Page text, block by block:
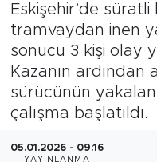
Eskişehir’de
tramvaydan inen
sonucu 3 kişi olay
Kazanın
sürücünün
çalışma başlatıldı.
05.01.2026 - 09:16
YAYINLANMA
Sağlık
Ekonomi
Sanat
Tüm Manşetler
Son Dakika
Haber Arşivi